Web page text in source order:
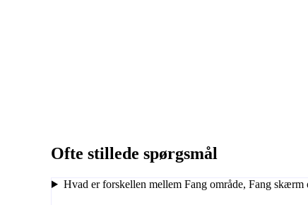
Ofte stillede spørgsmål
Hvad er forskellen mellem Fang område, Fang skærm